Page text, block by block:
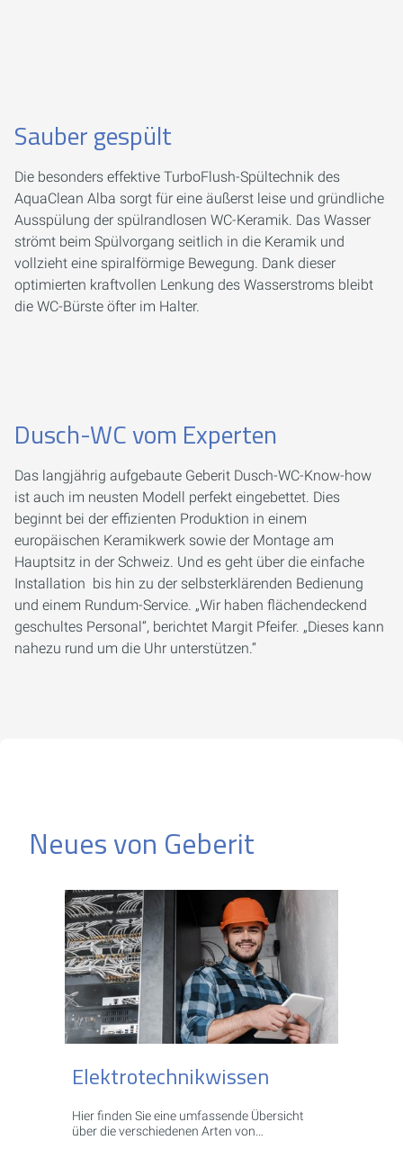
Sauber gespült
Die besonders effektive TurboFlush-Spültechnik des
AquaClean Alba sorgt für eine äußerst leise und gründliche
Ausspülung der spülrandlosen WC-Keramik. Das Wasser
strömt beim Spülvorgang seitlich in die Keramik und
vollzieht eine spiralförmige Bewegung. Dank dieser
optimierten kraftvollen Lenkung des Wasserstroms bleibt
die WC-Bürste öfter im Halter.
Dusch-WC vom Experten
Das langjährig aufgebaute Geberit Dusch-WC-Know-how
ist auch im neusten Modell perfekt eingebettet. Dies
beginnt bei der effizienten Produktion in einem
europäischen Keramikwerk sowie der Montage am
Hauptsitz in der Schweiz. Und es geht über die einfache
Installation bis hin zu der selbsterklärenden Bedienung
und einem Rundum-Service. „Wir haben flächendeckend
geschultes Personal “, berichtet Margit Pfeifer. „Dieses kann
nahezu rund um die Uhr unterstützen.“
Neues von Geberit
Elektrotechnikwissen
Hier finden Sie eine umfassende Übersicht
über die verschiedenen Arten von